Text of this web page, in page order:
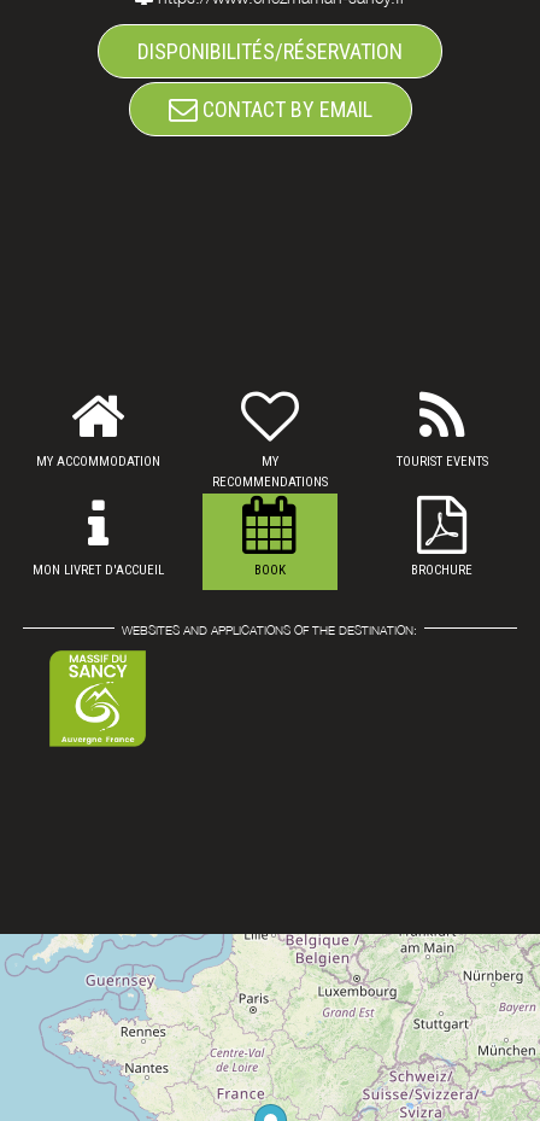
DISPONIBILITÉS/RÉSERVATION
CONTACT BY EMAIL
MY ACCOMMODATION
MY
RECOMMENDATIONS
TOURIST EVENTS
MON LIVRET D'ACCUEIL BOOK BROCHURE
WEBSITES AND APPLICATIONS OF THE DESTINATION: